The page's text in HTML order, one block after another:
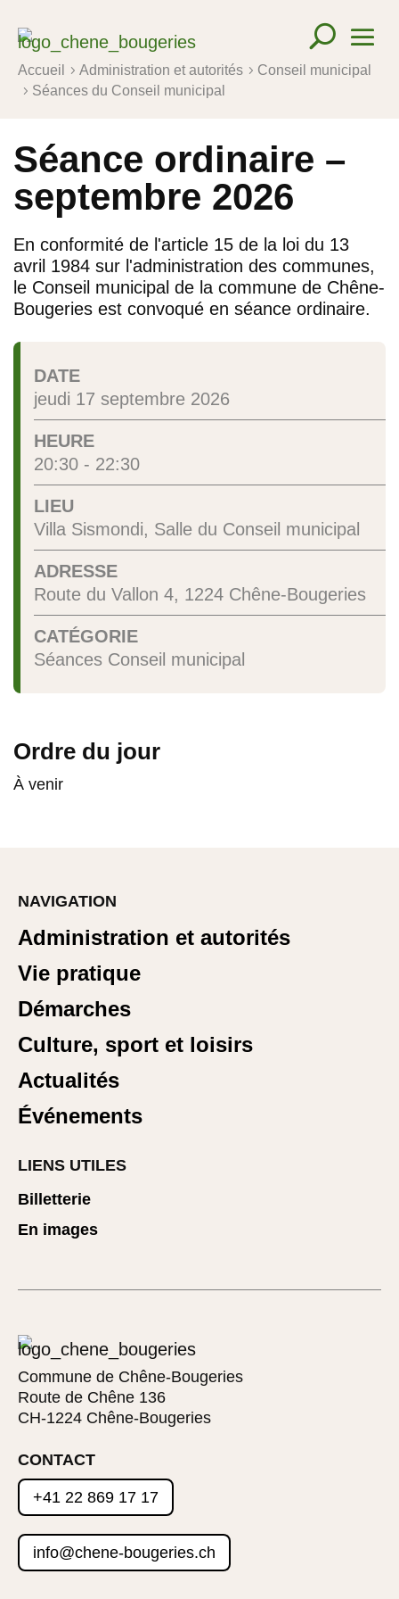
Accueil 5 Administration et autorités 5 Conseil municipal
5 Séances du Conseil municipal
Séance ordinaire –
septembre 2026
En conformité de l'article 15 de la loi du 13
avril 1984 sur l'administration des communes,
le Conseil municipal de la commune de Chêne-
Bougeries est convoqué en séance ordinaire.
DATE
jeudi 17 septembre 2026
HEURE
20:30 - 22:30
LIEU
Villa Sismondi, Salle du Conseil municipal
ADRESSE
Route du Vallon 4, 1224 Chêne-Bougeries
CATÉGORIE
Séances Conseil municipal
Ordre du jour
À venir
NAVIGATION
Administration et autorités
Vie pratique
Démarches
Culture, sport et loisirs
Actualités
Événements
LIENS UTILES
Billetterie
En images
Commune de Chêne-Bougeries
Route de Chêne 136
CH-1224 Chêne-Bougeries
CONTACT
+41 22 869 17 17
info@chene-bougeries.ch